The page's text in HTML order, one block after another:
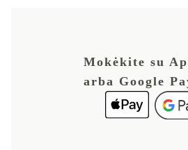
Mokėkite su
arba Google